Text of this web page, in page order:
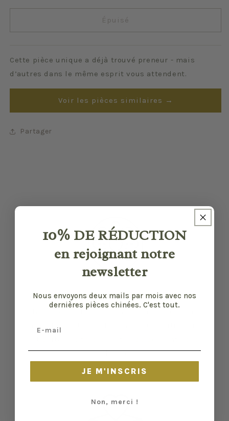
Pavots
Pavots
Épuisé
Cette pièce unique a déjà trouvé preneur - mais
d’autres dans le même esprit vous attendent.
Voir les pièces similaires →
Partager
Nos pièces sont sélectionnées pour leur bon
état et leurs défauts sont précisés quand il y
en a. Malgré tout, elles ont vécu d'autres vies
échapper.
10% DE RÉDUCTION
en rejoignant notre
newsletter
Nous envoyons deux mails par mois avec nos
dernières pièces chinées. C'est tout.
JE M'INSCRIS
Non, merci !